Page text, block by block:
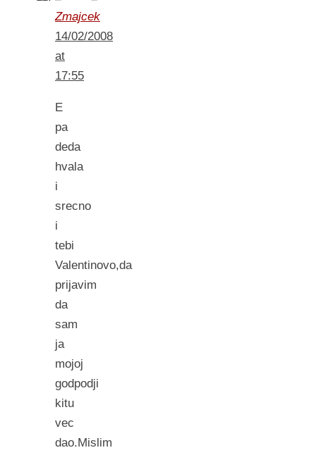
Zmajcek
14/02/2008
at
17:55
E
pa
deda
hvala
i
srecno
i
tebi
Valentinovo,da
prijavim
da
sam
ja
mojoj
godpodji
kitu
vec
dao.Mislim